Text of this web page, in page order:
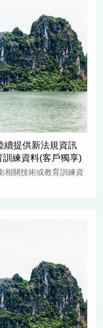
續提供新法規資訊
練資料(客戶獨享)
相關技術或教育訓練資